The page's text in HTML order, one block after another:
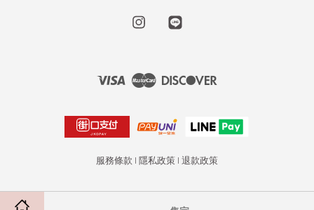
Instagram
Visa Master
服務條款 | 隱私政策 | 退款政策